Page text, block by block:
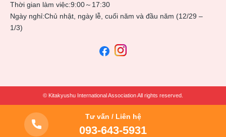
Thời gian làm việc:9:00～17:30
Ngày nghỉ:Chủ nhật, ngày lễ, cuối năm và đầu năm (12/29 –
1/3)
© Kitakyushu International Association All rights reserved.
Tư vấn / Liên hệ
093-643-5931